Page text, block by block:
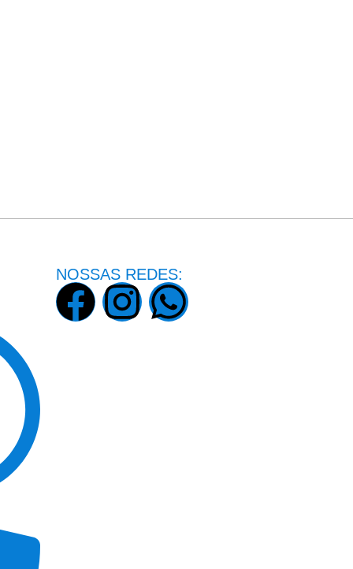
NOSSAS REDES: